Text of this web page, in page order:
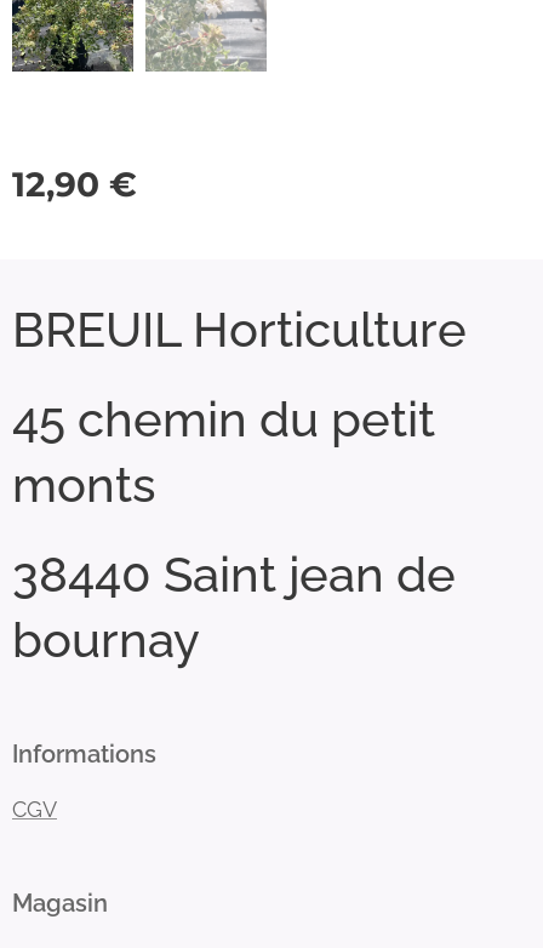
12,90 €
BREUIL Horticulture
45 chemin du petit
monts
38440 Saint jean de
bournay
Informations
CGV
Magasin